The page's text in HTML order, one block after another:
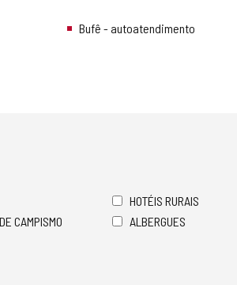
Bufê - autoatendimento
HOTÉIS RURAIS
CAMPISMO
ALBERGUES